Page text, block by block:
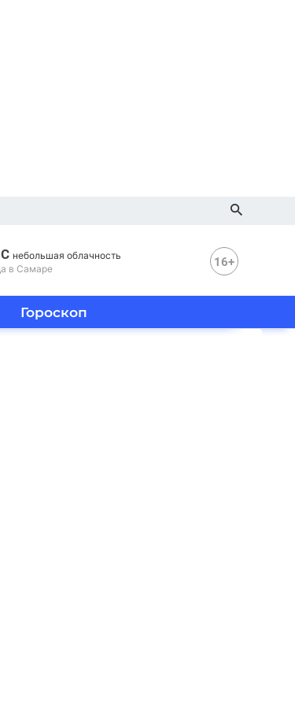
небольшая облачность
в Самаре
16+
Гороскоп